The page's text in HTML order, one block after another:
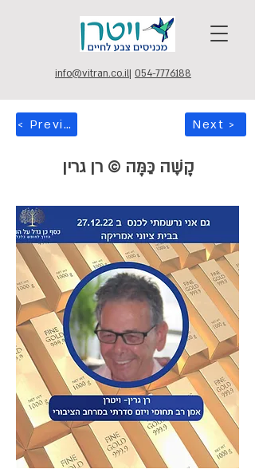
info@vitran.co.il| 054-7776188
< Previous Next >
קָשֶׁה כַּמָּה © רן גרין